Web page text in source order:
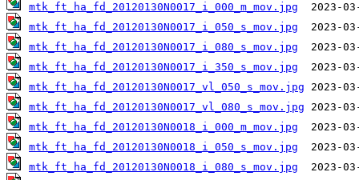
mtk_ft_ha_fd_20120130N0017_i_000_m_mov.jpg
mtk_ft_ha_fd_20120130N0017_i_050_s_mov.jpg
mtk_ft_ha_fd_20120130N0017_i_080_s_mov.jpg
mtk_ft_ha_fd_20120130N0017_i_350_s_mov.jpg
mtk_ft_ha_fd_20120130N0017_vl_050_s_mov.jpg
mtk_ft_ha_fd_20120130N0017_vl_080_s_mov.jpg
mtk_ft_ha_fd_20120130N0018_i_000_m_mov.jpg
mtk_ft_ha_fd_20120130N0018_i_050_s_mov.jpg
mtk_ft_ha_fd_20120130N0018_i_080_s_mov.jpg